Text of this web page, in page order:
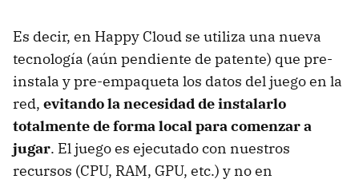
Es decir, en Happy Cloud se utiliza una nueva
tecnología (aún pendiente de patente) que pre-
instala y pre-empaqueta los datos del juego en la
red, evitando la necesidad de instalarlo
totalmente de forma local para comenzar a
jugar. El juego es ejecutado con nuestros
recursos (CPU, RAM, GPU, etc.) y no en